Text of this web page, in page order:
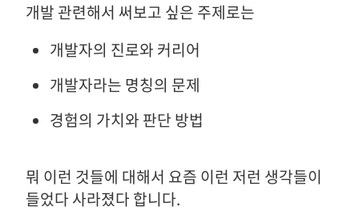
개발 관련해서 써보고 싶은 주제로는
개발자의 진로와 커리어
개발자라는 명칭의 문제
경험의 가치와 판단 방법
뭐 이런 것들에 대해서 요즘 이런 저런 생각들이
들었다 사라졌다 합니다.